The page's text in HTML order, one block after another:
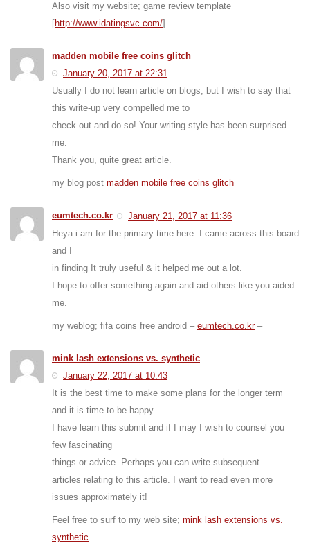
Also visit my website; game review template
[http://www.idatingsvc.com/]
madden mobile free coins glitch
January 20, 2017 at 22:31
Usually I do not learn article on blogs, but I wish to say that
this write-up very compelled me to
check out and do so! Your writing style has been surprised
me.
Thank you, quite great article.
my blog post madden mobile free coins glitch
eumtech.co.kr
January 21, 2017 at 11:36
Heya i am for the primary time here. I came across this board
and I
in finding It truly useful & it helped me out a lot.
I hope to offer something again and aid others like you aided
me.
my weblog; fifa coins free android – eumtech.co.kr–
mink lash extensions vs. synthetic
January 22, 2017 at 10:43
It is the best time to make some plans for the longer term
and it is time to be happy.
I have learn this submit and if I may I wish to counsel you
few fascinating
things or advice. Perhaps you can write subsequent
articles relating to this article. I want to read even more
issues approximately it!
Feel free to surf to my web site; mink lash extensions vs.
synthetic